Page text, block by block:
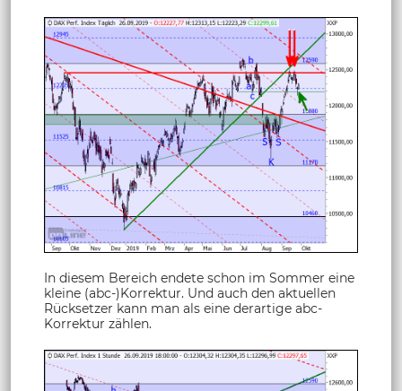
In diesem Bereich endete schon im Sommer eine
kleine (abc-)Korrektur. Und auch den aktuellen
Rücksetzer kann man als eine derartige abc-
Korrektur zählen.